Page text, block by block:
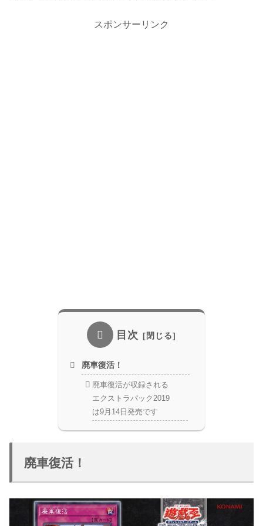
スポンサーリンク
目次
廃車復活！
廃車復活が収録される
エクストラパック2019
は9月14日発売です
廃車復活！